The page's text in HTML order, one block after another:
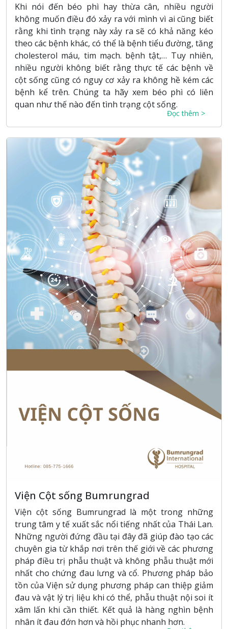
Khi nói đến béo phì hay thừa cân, nhiều người
không muốn điều đó xảy ra với mình vì ai cũng biết
rằng khi tình trạng này xảy ra sẽ có khả năng kéo
theo các bệnh khác, có thể là bệnh tiểu đường, tăng
cholesterol máu, tim mạch. bệnh tật,… Tuy nhiên,
nhiều người không biết rằng thực tế các bệnh về
cột sống cũng có nguy cơ xảy ra không hề kém các
bệnh kể trên. Chúng ta hãy xem béo phì có liên
quan như thế nào đến tình trạng cột sống.
Đọc thêm >
Viện Cột sống Bumrungrad
Viện cột sống Bumrungrad là một trong những
trung tâm y tế xuất sắc nổi tiếng nhất của Thái Lan.
Những người đứng đầu tại đây đã giúp đào tạo các
chuyên gia từ khắp nơi trên thế giới về các phương
pháp điều trị phẫu thuật và không phẫu thuật mới
nhất cho chứng đau lưng và cổ. Phương pháp bảo
tồn của Viện sử dụng phương pháp can thiệp giảm
đau và vật lý trị liệu khi có thể, phẫu thuật nội soi ít
xâm lấn khi cần thiết. Kết quả là hàng nghìn bệnh
nhân ít đau đớn hơn và hồi phục nhanh hơn.